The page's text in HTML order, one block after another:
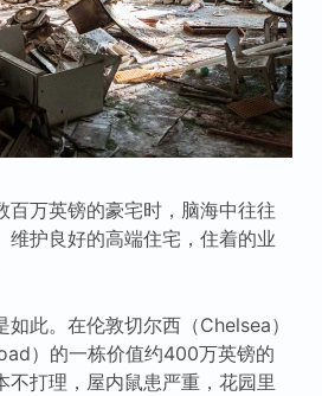
百万英镑的豪宅时，脑海中往往
维护良好的高端住宅，住着的业
此。在伦敦切尔西（Chelsea）
）的一栋价值约400万英镑的
不打理，屋内鼠患严重，花园里